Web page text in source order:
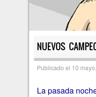
NUEVOS
Publicado el 10
La pasada